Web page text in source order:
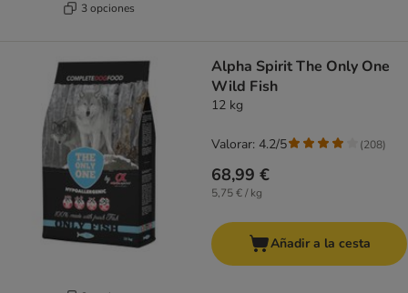
3 opciones
Alpha Spirit The Only One
Wild Fish
12 kg
68,99 €
5,75 € / kg
Valorar: 4.2/5 (208)
Añadir a la cesta